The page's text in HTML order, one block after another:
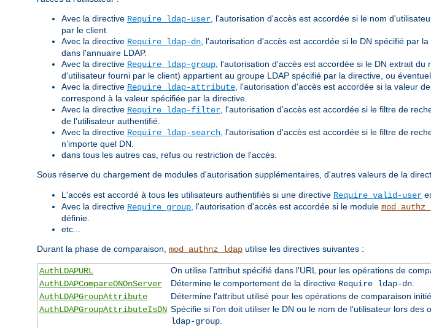
Avec la directive Require ldap-user , l'autorisation d'accès est accordée si le nom
par le client.
Avec la directive Require ldap-dn , l'autorisation d'accès est accordée si le DN spécifié par
dans l'annuaire LDAP.
Avec la directive Require ldap-group , l'autorisation d'accès est accordée si le DN extrait
d'utilisateur fourni par le client) appartient au groupe LDAP spécifié par la directive, ou
Avec la directive Require ldap-attribute , l'autorisation d'accès est accordée si la valeur
correspond à la valeur spécifiée par la directive.
Avec la directive Require ldap-filter , l'autorisation d'accès est accordée si le filtre de
de l'utilisateur authentifié.
Avec la directive Require ldap-search , l'autorisation d'accès est accordée si le filtre de
n’importe quel DN.
dans tous les autres cas, refus ou restriction de l'accès.
Sous réserve du chargement de modules d'autorisation supplémentaires, d'autres valeurs de la
L'accès est accordé à tous les utilisateurs authentifiés si une directive Require valid-user
Avec la directive Require group , l'autorisation d'accès est accordée si le module
définie.
etc...
Durant la phase de comparaison, mod_authnz_ldap utilise les directives suivantes :
AuthLDAPURL On utilise l'attribut spécifié dans l'URL pour les opérations de
AuthLDAPCompareDNOnServer
Détermine le comportement de la directive Require ldap-dn.
AuthLDAPGroupAttribute
Détermine l'attribut utilisé pour les opérations de comparaison
AuthLDAPGroupAttributeIsDN Spécifie si l'on doit utiliser le DN ou le nom de l'utilisateur lors
ldap-group.